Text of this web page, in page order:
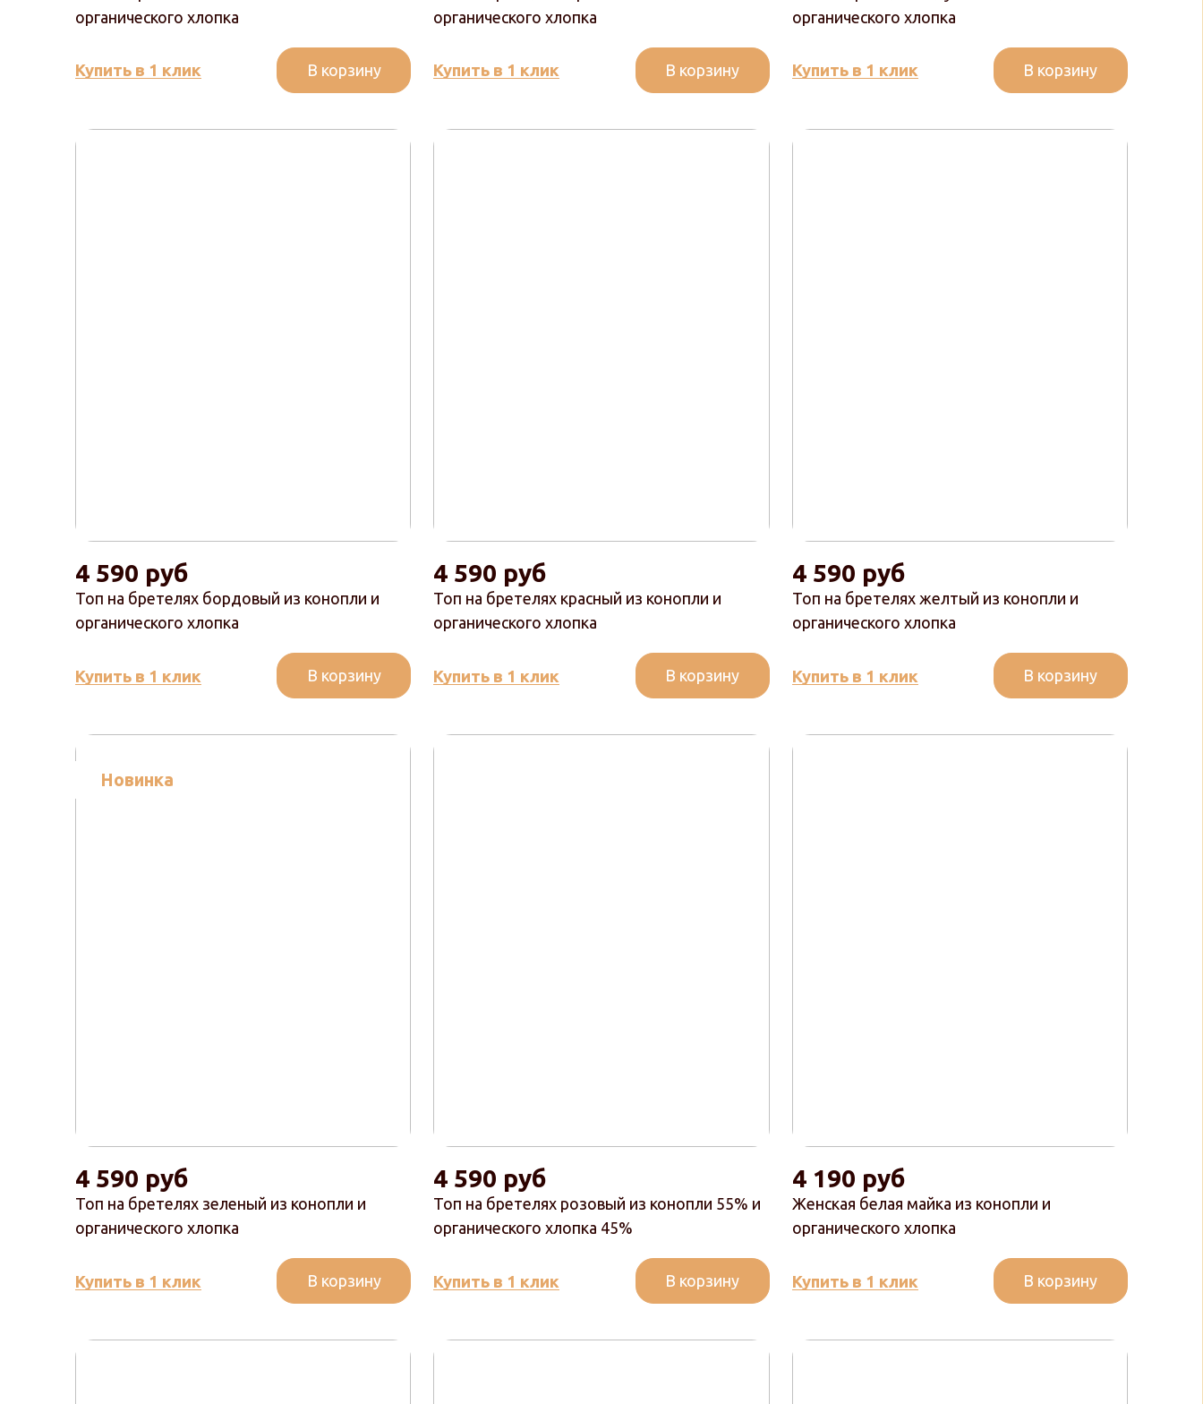
органического хлопка
Купить в 1 клик В корзину
органического хлопка
Купить в 1 клик В корзину
органического хлопка
Купить в 1 клик В корзину
Топ на бретелях бордовый из конопли и
органического хлопка
4 590 руб
Купить в 1 клик В корзину
Топ на бретелях красный из конопли и
органического хлопка
4 590 руб
Купить в 1 клик В корзину
Топ на бретелях желтый из конопли и
органического хлопка
4 590 руб
Купить в 1 клик В корзину
Новинка
Топ на бретелях зеленый из конопли и
органического хлопка
4 590 руб
Купить в 1 клик В корзину
Топ на бретелях розовый из конопли 55% и
органического хлопка 45%
4 590 руб
Купить в 1 клик В корзину
Женская белая майка из конопли и
органического хлопка
4 190 руб
Купить в 1 клик В корзину